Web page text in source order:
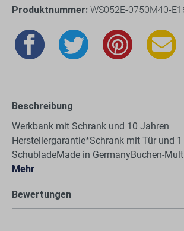
Produktnummer: WS052E-0750M40-
Beschreibung
Werkbank mit Schrank und 10 Jahren
Herstellergarantie*Schrank mit Tür und 1
SchubladeMade in GermanyBuchen-
Mehr
Bewertungen